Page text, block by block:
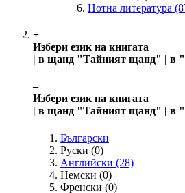
Нотна литература
+
Избери език на книгата
| в щанд "Тайният щанд" | в
‒
Избери език на книгата
| в щанд "Тайният щанд" | в
Български
Руски (0)
Английски (28)
Немски (0)
Френски (0)